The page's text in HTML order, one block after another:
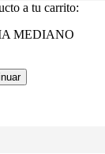
a tu carrito:
MEDIANO